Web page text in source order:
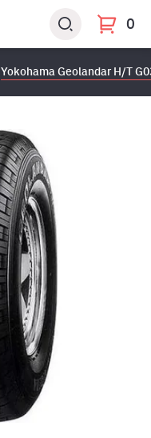
0
Yokohama Geolandar H/T